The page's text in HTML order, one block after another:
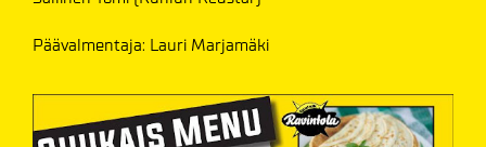
Päävalmentaja: Lauri Marjamäki